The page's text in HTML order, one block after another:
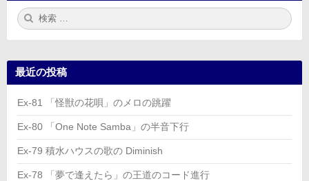
検
索:
最近の投稿
Ex-81 「怪獣の花唄」のメロの跳躍
Ex-80 「One Note Samba」の半音下行
Ex-79 積水ハウスの歌の Diminish
Ex-78 「夢で逢えたら」の王道のコード進行